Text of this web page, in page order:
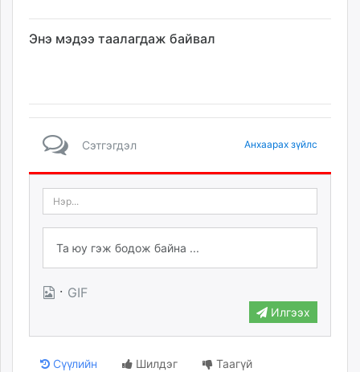
Энэ мэдээ таалагдаж байвал
Сэтгэгдэл Анхаарах зүйлс
· GIF
Илгээх
Сүүлийн Шилдэг Таагүй